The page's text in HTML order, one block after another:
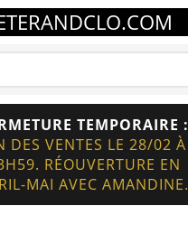
TEMPORAIRE :
DES VENTES LE 28/02 À
RÉOUVERTURE EN
MAI AVEC AMANDINE.